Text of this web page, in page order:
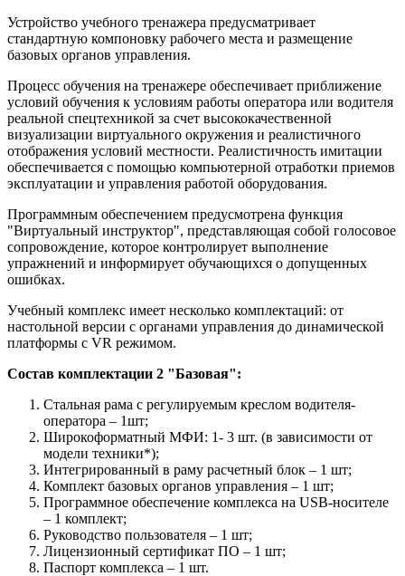
Устройство учебного тренажера предусматривает
стандартную компоновку рабочего места и размещение
базовых органов управления.
Процесс обучения на тренажере обеспечивает приближение
условий обучения к условиям работы оператора или водителя
реальной спецтехникой за счет высококачественной
визуализации виртуального окружения и реалистичного
отображения условий местности. Реалистичность имитации
обеспечивается с помощью компьютерной отработки приемов
эксплуатации и управления работой оборудования.
Программным обеспечением предусмотрена функция
"Виртуальный инструктор", представляющая собой голосовое
сопровождение, которое контролирует выполнение
упражнений и информирует обучающихся о допущенных
ошибках.
Учебный комплекс имеет несколько комплектаций: от
настольной версии с органами управления до динамической
платформы с VR режимом.
Состав комплектации 2 "Базовая":
Стальная рама с регулируемым креслом водителя-
оператора – 1шт;
Широкоформатный МФИ: 1- 3 шт. (в зависимости от
модели техники*);
Интегрированный в раму расчетный блок – 1 шт;
Комплект базовых органов управления – 1 шт;
Программное обеспечение комплекса на USB-носителе
– 1 комплект;
Руководство пользователя – 1 шт;
Лицензионный сертификат ПО – 1 шт;
Паспорт комплекса – 1 шт.